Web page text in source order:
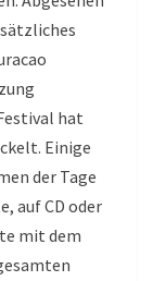
hat
Einige
der Tage
auf CD oder
mit dem